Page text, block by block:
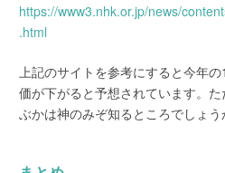
https://www3.nhk.or.jp/news/
.html
上記のサイトを参考にすると今年
価が下がると予想されています。
ぶかは神のみぞ知るところでしょう